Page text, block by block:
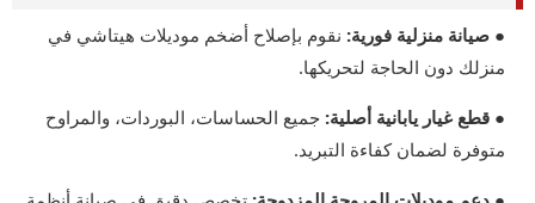
● صيانة منزلية فورية: نقوم بإصلاح أضخم موديلات هيتاشي في
منزلك دون الحاجة لتحريكها.
● قطع غيار يابانية أصلية: جميع الحساسات، البوردات، والمراوح
متوفرة لضمان كفاءة التبريد.